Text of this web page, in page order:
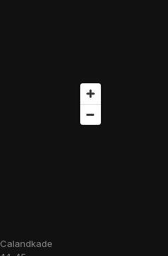
Calandkade